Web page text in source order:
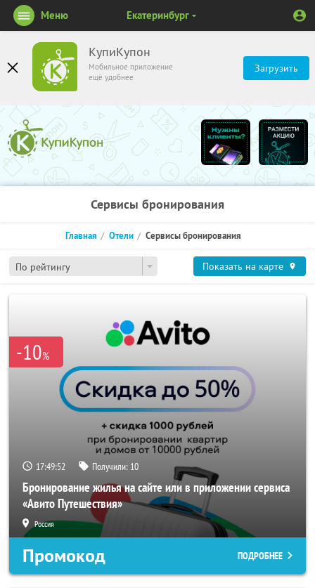
КупиКупон
Мобильное приложение
ещё удобнее
Загрузить
Меню Екатеринбург
Сервисы бронирования
По рейтингу
Главная Отели Сервисы бронирования
Показать на карте
-10%
17:49:52 Получили: 10
Бронирование жилья на сайте или в приложении сервиса
«Авито Путешествия»
Россия
Промокод ПОДРОБНЕЕ